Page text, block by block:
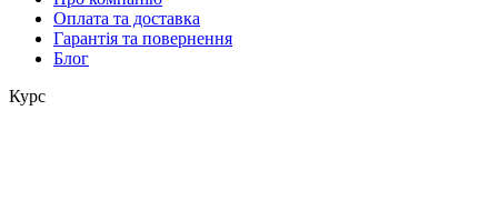
Оплата та доставка
Гарантія та повернення
Блог
Курс